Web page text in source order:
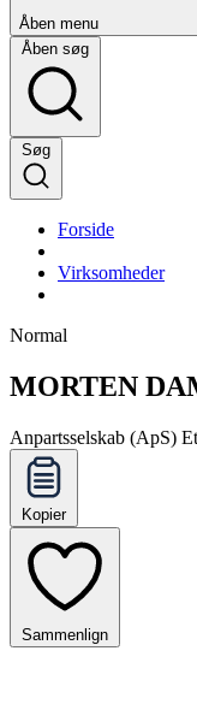
Åben menu
Åben søg
Søg
Forside
Virksomheder
Normal
MORTEN
Anpartsselskab (ApS)
Kopier
Sammenlign